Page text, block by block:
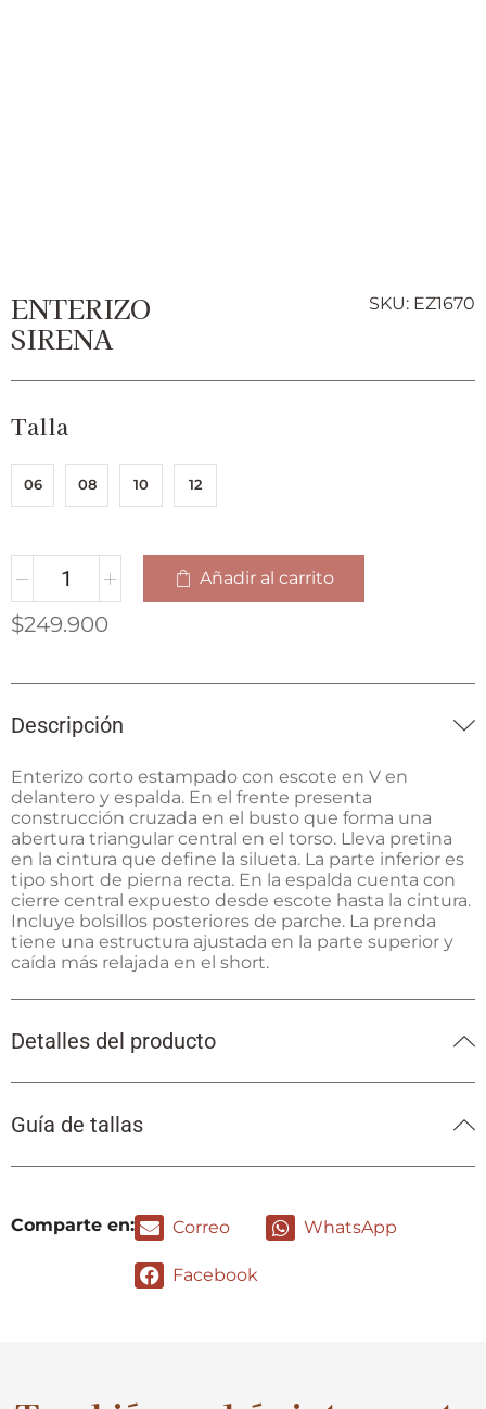
ENTERIZO
SIRENA
SKU: EZ1670
Talla
06 08 10 12
Añadir al carrito
$249.900
Descripción
Enterizo corto estampado con escote en V en
delantero y espalda. En el frente presenta
construcción cruzada en el busto que forma una
abertura triangular central en el torso. Lleva pretina
en la cintura que define la silueta. La parte inferior es
tipo short de pierna recta. En la espalda cuenta con
cierre central expuesto desde escote hasta la cintura.
Incluye bolsillos posteriores de parche. La prenda
tiene una estructura ajustada en la parte superior y
caída más relajada en el short.
Detalles del producto
Guía de tallas
Comparte en: Correo WhatsApp
Facebook